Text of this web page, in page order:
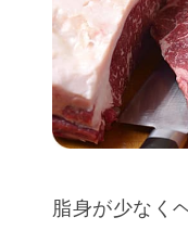
脂身が少なく